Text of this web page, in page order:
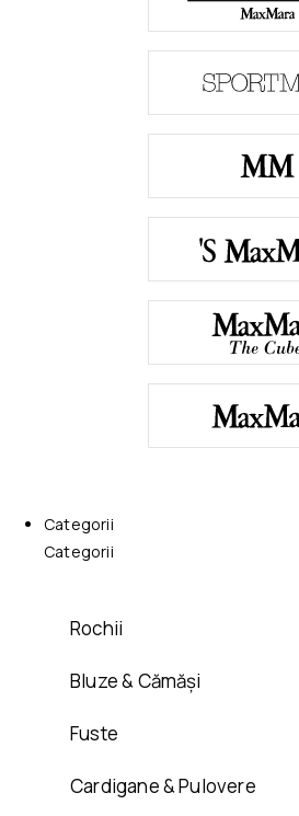
Categorii
Categorii
Rochii
Bluze & Cămăși
Fuste
Cardigane & Pulovere